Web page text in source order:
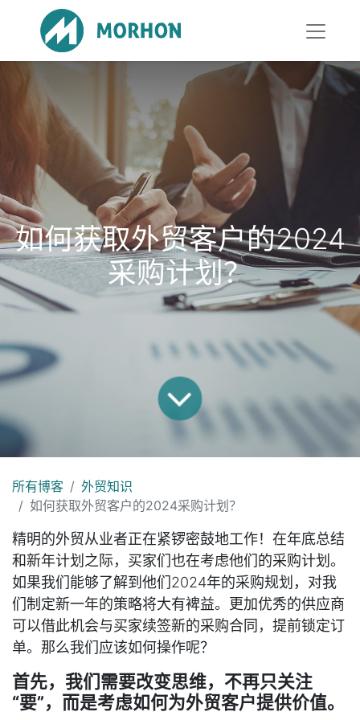
如何获取外贸客户的2024
采购计划？
所有博客
外贸知识
如何获取外贸客户的2024采购计划？
精明的外贸从业者正在紧锣密鼓地工作！在年底总结
和新年计划之际，买家们也在考虑他们的采购计划。
如果我们能够了解到他们2024年的采购规划，对我
们制定新一年的策略将大有裨益。更加优秀的供应商
可以借此机会与买家续签新的采购合同，提前锁定订
单。那么我们应该如何操作呢？
首先，我们需要改变思维，不再只关注
“要”，而是考虑如何为外贸客户提供价值。